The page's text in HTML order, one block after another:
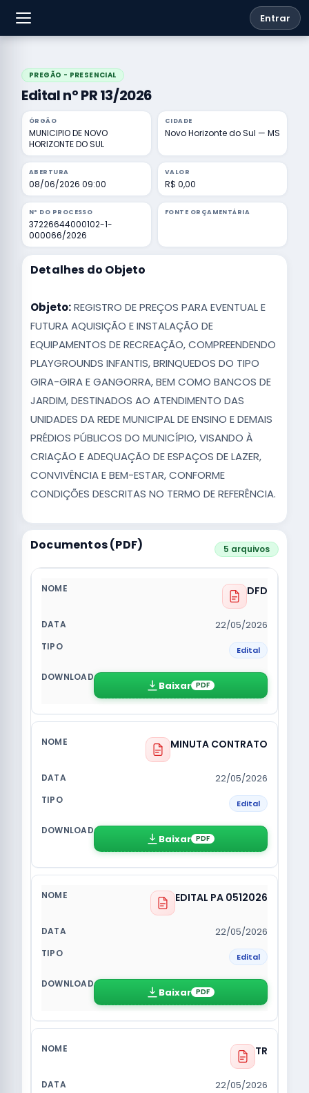
Entrar
PREGÃO - PRESENCIAL
Edital nº PR 13/2026
ÓRGÃO
MUNICIPIO DE NOVO
HORIZONTE DO SUL
CIDADE
Novo Horizonte do Sul — MS
ABERTURA
08/06/2026 09:00
VALOR
R$ 0,00
Nº DO PROCESSO
37226644000102-1-
000066/2026
FONTE ORÇAMENTÁRIA
Detalhes do Objeto
Objeto:REGISTRO DE PREÇOS PARA EVENTUAL E
FUTURA AQUISIÇÃO E INSTALAÇÃO DE
EQUIPAMENTOS DE RECREAÇÃO, COMPREENDENDO
PLAYGROUNDS INFANTIS, BRINQUEDOS DO TIPO
GIRA-GIRA E GANGORRA, BEM COMO BANCOS DE
JARDIM, DESTINADOS AO ATENDIMENTO DAS
UNIDADES DA REDE MUNICIPAL DE ENSINO E DEMAIS
PRÉDIOS PÚBLICOS DO MUNICÍPIO, VISANDO À
CRIAÇÃO E ADEQUAÇÃO DE ESPAÇOS DE LAZER,
CONVIVÊNCIA E BEM-ESTAR, CONFORME
CONDIÇÕES DESCRITAS NO TERMO DE REFERÊNCIA.
Documentos (PDF) 5 arquivos
DFD
22/05/2026
Edital
Baixar PDF
MINUTA CONTRATO
22/05/2026
Edital
Baixar PDF
EDITAL PA 0512026
22/05/2026
Edital
Baixar PDF
TR
22/05/2026